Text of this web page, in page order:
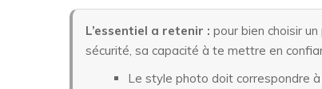
L’essentiel a retenir : pour bien choisir
sécurité, sa capacité à te mettre en
Le style photo doit correspondre